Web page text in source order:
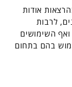
אודות
לרבות
ואף השימושים
בהם בתחום